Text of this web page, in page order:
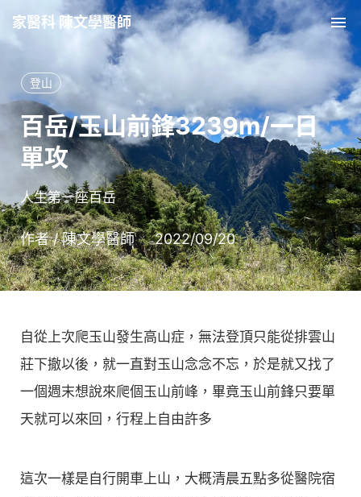
家醫科 陳文學醫師
登山
百岳/玉山前鋒3239m/一日
單攻
人生第一座百岳
作者 /陳文學醫師 2022/09/20
自從上次爬玉山發生高山症，無法登頂只能從排雲山
莊下撤以後，就一直對玉山念念不忘，於是就又找了
一個週末想說來爬個玉山前峰，畢竟玉山前鋒只要單
天就可以來回，行程上自由許多
這次一樣是自行開車上山，大概清晨五點多從醫院宿